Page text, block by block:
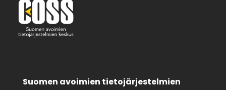
Suomen avoimien tietojärjestelmien